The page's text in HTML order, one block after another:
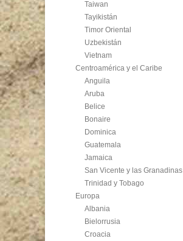
Taiwan
Tayikistán
Timor Oriental
Uzbekistán
Vietnam
Centroamérica y el Caribe
Anguila
Aruba
Belice
Bonaire
Dominica
Guatemala
Jamaica
San Vicente y las Granadinas
Trinidad y Tobago
Europa
Albania
Bielorrusia
Croacia